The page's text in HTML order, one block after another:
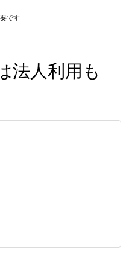
です
法人利用も